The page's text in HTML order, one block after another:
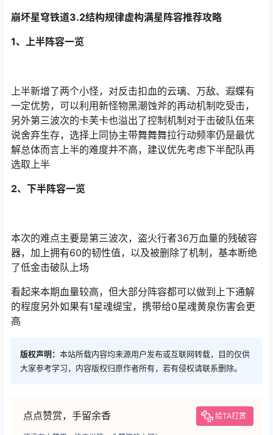
崩坏星穹铁道3.2结构规律虚构满星阵容推荐攻略
1、上半阵容一览
上半新增了两个小怪，对反击扣血的云璃、万敌、遐蝶有
一定优势，可以利用新怪物黑潮蚀斧的再动机制吃受击，
另外第三波次的卡芙卡也溢出了控制机制对于击破队伍来
说舍弃生存，选择上同协主带舞舞舞拉行动频率仍是最优
解总体而言上半的难度并不高，建议优先考虑下半配队再
选取上半
2、下半阵容一览
本次的难点主要是第三波次，盗火行者36万血量的残破容
器，加上拥有60的韧性值，以及被删除了机制，基本断绝
了低金击破队上场
看起来本期血量较高，但大部分阵容都可以做到上下通解
的程度另外如果有1星魂缇宝，携带给0星魂黄泉伤害会更
高
版权声明： 本站所载内容均来源用户发布或互联网转载，目的仅供
大家参考学习，内容版权归原作者所有，若有侵权请联系删除。
点点赞赏，手留余香 给TA打赏